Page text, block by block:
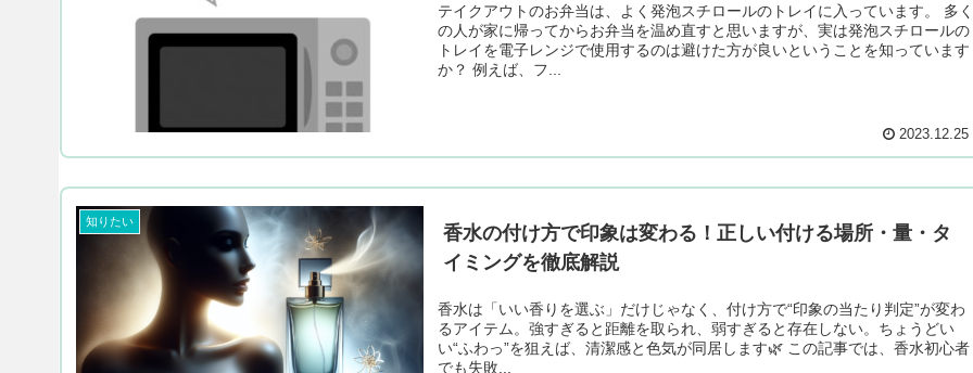
テイクアウトのお弁当は、よく発泡スチロールのトレイに入っています。 多
の人が家に帰ってからお弁当を温め直すと思いますが、実は発泡スチロールの
トレイを電子レンジで使用するのは避けた方が良いということを知っています
か？ 例えば、フ...
2023.12.25
知りたい
香水の付け方で印象は変わる！正しい付ける場所・量・タ
イミングを徹底解説
香水は「いい香りを選ぶ」だけじゃなく、付け方で“印象の当たり判定”が変わ
るアイテム。強すぎると距離を取られ、弱すぎると存在しない。ちょうどい
い“ふわっ”を狙えば、清潔感と色気が同居します🌿 この記事では、香水初心者
でも失敗...